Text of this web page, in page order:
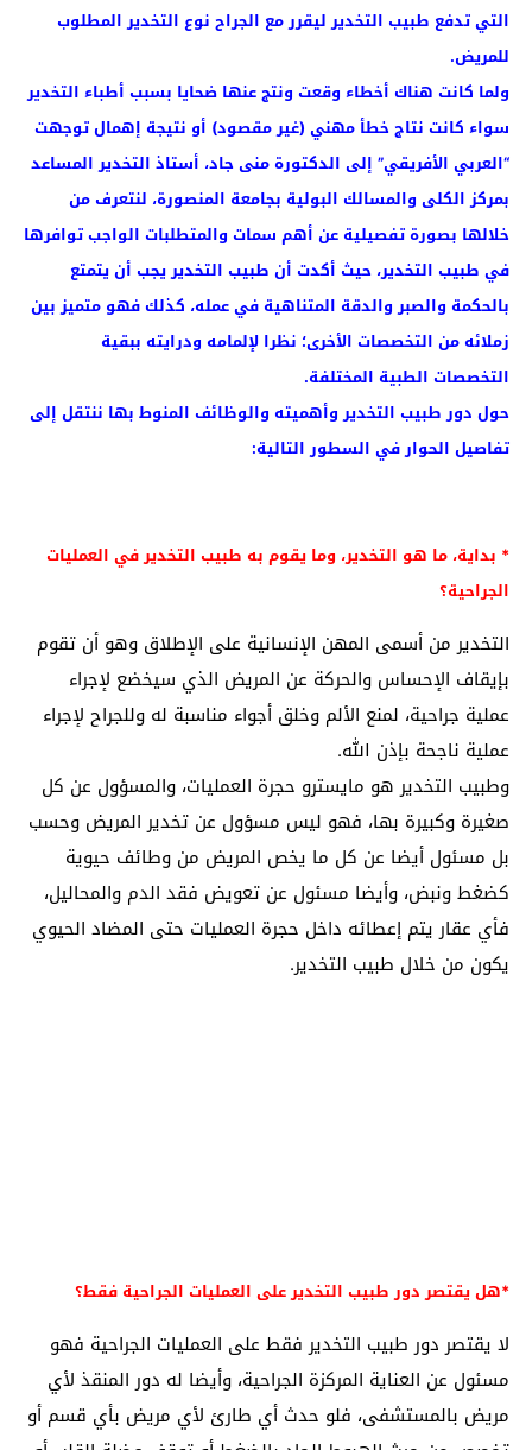
التي تدفع طبيب التخدير ليقرر مع الجراح نوع التخدير المطلوب
للمريض.
ولما كانت هناك أخطاء وقعت ونتج عنها ضحايا بسبب أطباء التخدير
سواء كانت نتاج خطأ مهني (غير مقصود) أو نتيجة إهمال توجهت
“العربي الأفريقي” إلى الدكتورة منى جاد، أستاذ التخدير المساعد
بمركز الكلى والمسالك البولية بجامعة المنصورة، لنتعرف من
خلالها بصورة تفصيلية عن أهم سمات والمتطلبات الواجب توافرها
في طبيب التخدير، حيث أكدت أن طبيب التخدير يجب أن يتمتع
بالحكمة والصبر والدقة المتناهية في عمله، كذلك فهو متميز بين
زملائه من التخصصات الأخرى؛ نظرا لإلمامه ودرايته ببقية
التخصصات الطبية المختلفة.
حول دور طبيب التخدير وأهميته والوظائف المنوط بها ننتقل إلى
تفاصيل الحوار في السطور التالية:
* بداية، ما هو التخدير، وما يقوم به طبيب التخدير في العمليات
الجراحية؟
التخدير من أسمى المهن الإنسانية على الإطلاق وهو أن تقوم
بإيقاف الإحساس والحركة عن المريض الذي سيخضع لإجراء
عملية جراحية، لمنع الألم وخلق أجواء مناسبة له وللجراح لإجراء
عملية ناجحة بإذن الله.
وطبيب التخدير هو مايسترو حجرة العمليات، والمسؤول عن كل
صغيرة وكبيرة بها، فهو ليس مسؤول عن تخدير المريض وحسب
بل مسئول أيضا عن كل ما يخص المريض من وطائف حيوية
كضغط ونبض، وأيضا مسئول عن تعويض فقد الدم والمحاليل،
فأي عقار يتم إعطائه داخل حجرة العمليات حتى المضاد الحيوي
يكون من خلال طبيب التخدير.
*هل يقتصر دور طبيب التخدير على العمليات الجراحية فقط؟
لا يقتصر دور طبيب التخدير فقط على العمليات الجراحية فهو
مسئول عن العناية المركزة الجراحية، وأيضا له دور المنقذ لأي
مريض بالمستشفى، فلو حدث أي طارئ لأي مريض بأي قسم أو